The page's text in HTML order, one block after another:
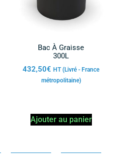
Bac À Graisse
300L
432,50€ HT (Livré - France
métropolitaine)
Ajouter au panier